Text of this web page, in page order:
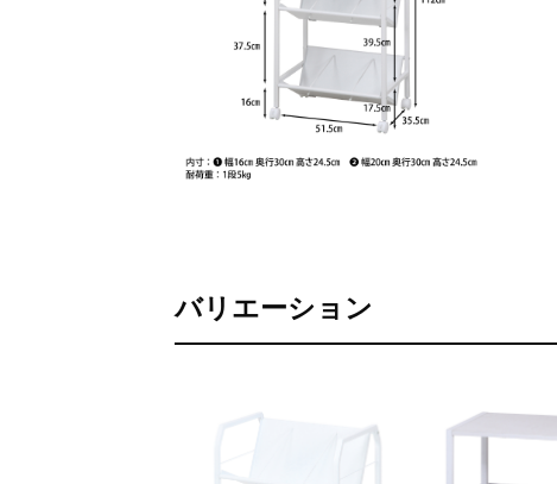
バリエーション